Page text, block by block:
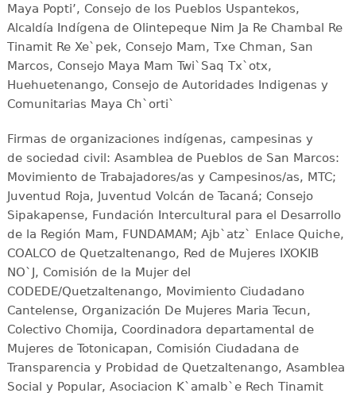
Maya Popti’, Consejo de los Pueblos Uspantekos,
Alcaldía Indígena de Olintepeque Nim Ja Re Chambal Re
Tinamit Re Xe`pek, Consejo Mam, Txe Chman, San
Marcos, Consejo Maya Mam Twi`Saq Tx`otx,
Huehuetenango, Consejo de Autoridades Indigenas y
Comunitarias Maya Ch`orti`
Firmas de organizaciones indígenas, campesinas y
de sociedad civil: Asamblea de Pueblos de San Marcos:
Movimiento de Trabajadores/as y Campesinos/as, MTC;
Juventud Roja, Juventud Volcán de Tacaná; Consejo
Sipakapense, Fundación Intercultural para el Desarrollo
de la Región Mam, FUNDAMAM; Ajb`atz` Enlace Quiche,
COALCO de Quetzaltenango, Red de Mujeres IXOKIB
NO`J, Comisión de la Mujer del
CODEDE/Quetzaltenango, Movimiento Ciudadano
Cantelense, Organización De Mujeres Maria Tecun,
Colectivo Chomija, Coordinadora departamental de
Mujeres de Totonicapan, Comisión Ciudadana de
Transparencia y Probidad de Quetzaltenango, Asamblea
Social y Popular, Asociacion K`amalb`e Rech Tinamit